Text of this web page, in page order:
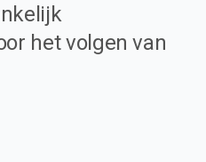
het volgen van